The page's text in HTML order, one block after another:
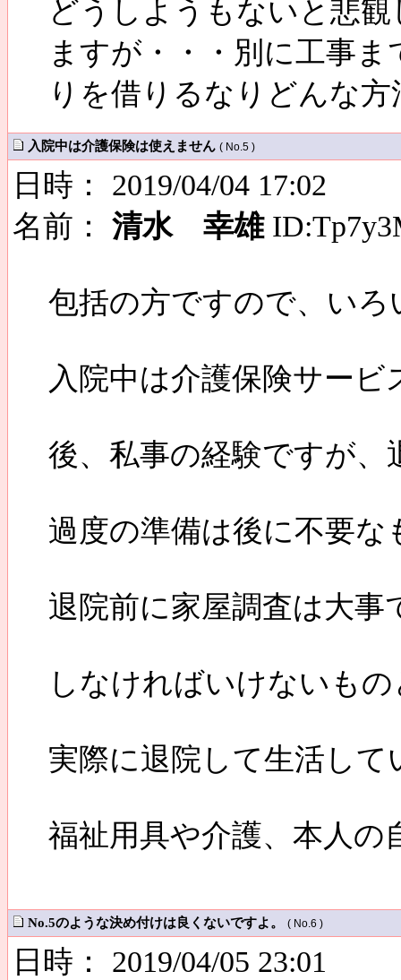
どうしようもないと悲
ますが・・・別に工事
りを借りるなりどんな
入院中は介護保険は使えません ( No.5 )
日時： 2019/04/04 17:02
名前： 清水 幸雄
包括の方ですので、い
入院中は介護保険サー
後、私事の経験ですが
過度の準備は後に不要
退院前に家屋調査は大
しなければいけないも
実際に退院して生活し
福祉用具や介護、本人
No.5のような決め付けは良くないですよ。 ( No.6 )
日時： 2019/04/05 23:01